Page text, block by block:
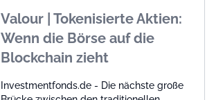
Valour | Tokenisierte Aktien:
Wenn die Börse auf die
Blockchain zieht
Investmentfonds.de - Die nächste große